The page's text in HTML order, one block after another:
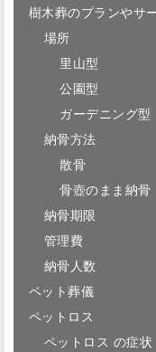
樹木葬のプランやサ
場所
里山型
公園型
ガーデニング型
納骨方法
散骨
骨壺のまま納骨
納骨期限
管理費
納骨人数
ペット葬儀
ペットロス
ペットロス の症状